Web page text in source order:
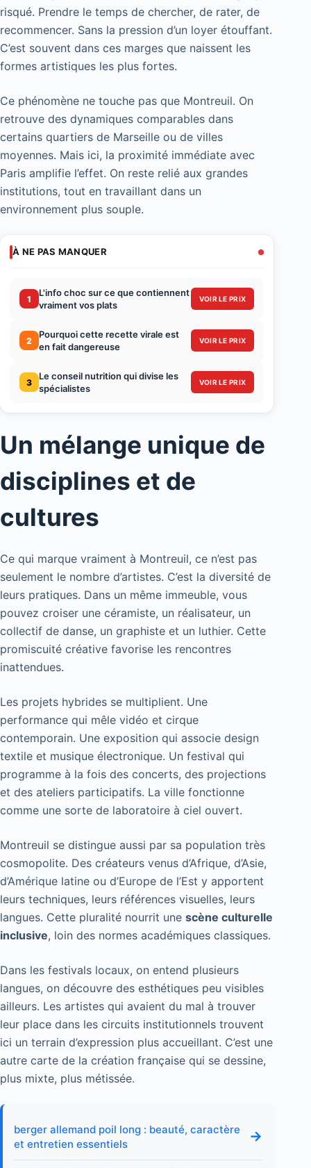
risqué. Prendre le temps de chercher, de rater, de
recommencer. Sans la pression d’un loyer étouffant.
C’est souvent dans ces marges que naissent les
formes artistiques les plus fortes.
Ce phénomène ne touche pas que Montreuil. On
retrouve des dynamiques comparables dans
certains quartiers de Marseille ou de villes
moyennes. Mais ici, la proximité immédiate avec
Paris amplifie l’effet. On reste relié aux grandes
institutions, tout en travaillant dans un
environnement plus souple.
À NE PAS MANQUER
1
L'info choc sur ce que contiennent
vraiment vos plats
VOIR LE PRIX
2
Pourquoi cette recette virale est
en fait dangereuse
VOIR LE PRIX
3
Le conseil nutrition qui divise les
spécialistes
VOIR LE PRIX
Un mélange unique de
disciplines et de
cultures
Ce qui marque vraiment à Montreuil, ce n’est pas
seulement le nombre d’artistes. C’est la diversité de
leurs pratiques. Dans un même immeuble, vous
pouvez croiser une céramiste, un réalisateur, un
collectif de danse, un graphiste et un luthier. Cette
promiscuité créative favorise les rencontres
inattendues.
Les projets hybrides se multiplient. Une
performance qui mêle vidéo et cirque
contemporain. Une exposition qui associe design
textile et musique électronique. Un festival qui
programme à la fois des concerts, des projections
et des ateliers participatifs. La ville fonctionne
comme une sorte de laboratoire à ciel ouvert.
Montreuil se distingue aussi par sa population très
cosmopolite. Des créateurs venus d’Afrique, d’Asie,
d’Amérique latine ou d’Europe de l’Est y apportent
leurs techniques, leurs références visuelles, leurs
langues. Cette pluralité nourrit une scène culturelle
inclusive, loin des normes académiques classiques.
Dans les festivals locaux, on entend plusieurs
langues, on découvre des esthétiques peu visibles
ailleurs. Les artistes qui avaient du mal à trouver
leur place dans les circuits institutionnels trouvent
ici un terrain d’expression plus accueillant. C’est une
autre carte de la création française qui se dessine,
plus mixte, plus métissée.
berger allemand poil long : beauté, caractère
et entretien essentiels
→